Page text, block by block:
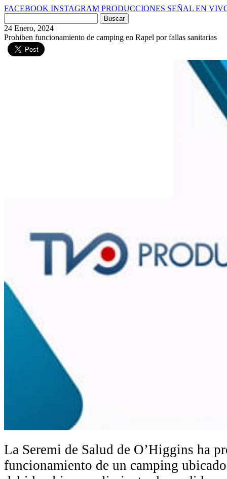
FACEBOOK INSTAGRAM PRODUCCIONES SEÑAL EN
por:
24 Enero, 2024
Prohiben funcionamiento de camping en Rapel por fallas sanitarias
La Seremi de Salud de O’Higgins ha
funcionamiento de un camping